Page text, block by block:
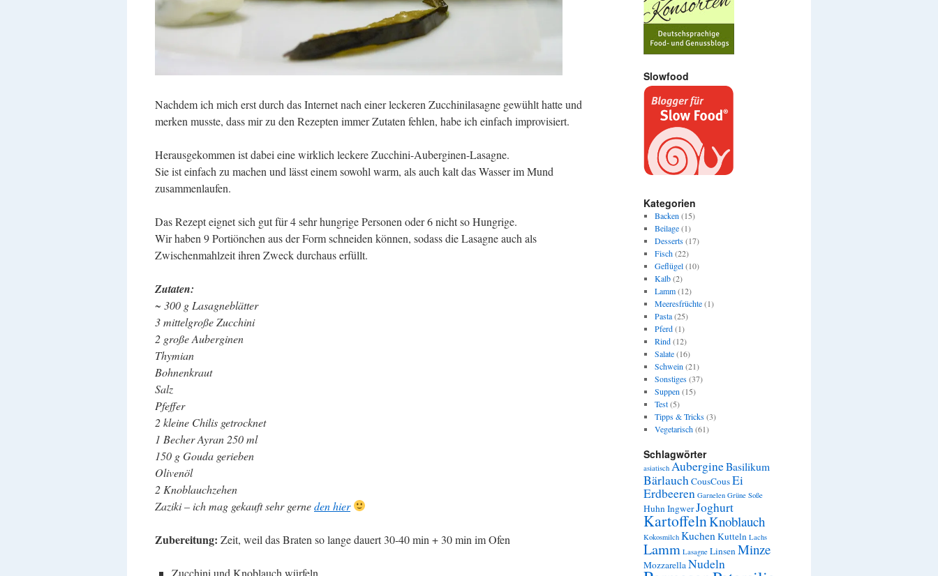
Nachdem ich mich erst durch das Internet nach einer leckeren Zucchinilasagne gewühlt hatte und
merken musste, dass mir zu den Rezepten immer Zutaten fehlen, habe ich einfach improvisiert.
Herausgekommen ist dabei eine wirklich leckere Zucchini-Auberginen-Lasagne.
Sie ist einfach zu machen und lässt einem sowohl warm, als auch kalt das Wasser im Mund
zusammenlaufen.
Das Rezept eignet sich gut für 4 sehr hungrige Personen oder 6 nicht so Hungrige.
Wir haben 9 Portiönchen aus der Form schneiden können, sodass die Lasagne auch als
Zwischenmahlzeit ihren Zweck durchaus erfüllt.
Zutaten:
~ 300 g Lasagneblätter
3 mittelgroße Zucchini
2 große Auberginen
Thymian
Bohnenkraut
Salz
Pfeffer
2 kleine Chilis getrocknet
1 Becher Ayran 250 ml
150 g Gouda gerieben
Olivenöl
2 Knoblauchzehen
Zaziki – ich mag gekauft sehr gerneden hier
Zubereitung: Zeit, weil das Braten so lange dauert 30-40 min + 30 min im Ofen
Zucchini und Knoblauch würfeln
Slowfood
Kategorien
Backen (15)
Beilage(1)
Desserts(17)
Fisch(22)
Geflügel(10)
Kalb(2)
Lamm(12)
Meeresfrüchte(1)
Pasta(25)
Pferd(1)
Rind(12)
Salate(16)
Schwein (21)
Sonstiges(37)
Suppen (15)
Test(5)
Tipps & Tricks(3)
Vegetarisch(61)
Schlagwörter
asiatisch AubergineBasilikum
BärlauchCousCousEi
Erdbeeren Garnelen Grüne Soße
HuhnIngwerJoghurt
KartoffelnKnoblauch
Kokosmilch KuchenKutteln Lachs
Lamm Lasagne LinsenMinze
MozzarellaNudeln